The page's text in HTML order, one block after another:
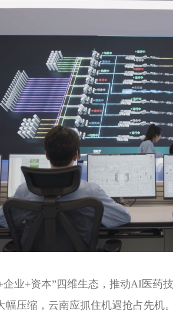
企业+资本”四维生态，推动AI医
压缩，云南应抓住机遇抢占先机。